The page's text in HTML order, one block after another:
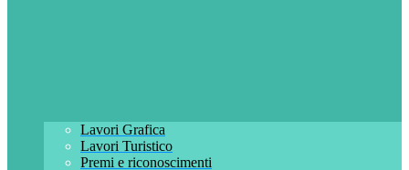
Lavori Grafica
Lavori Turistico
Premi e riconoscimenti